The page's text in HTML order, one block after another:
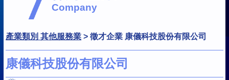
Company
產業類別 其他服務業 >徵才企業 康儀科技股份有限公司
康儀科技股份有限公司